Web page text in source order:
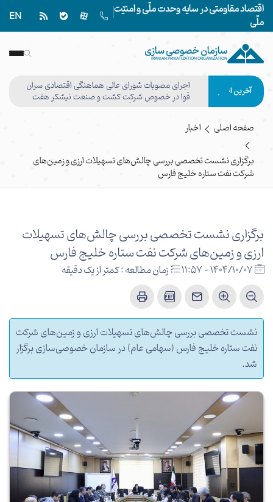
اقتصاد مقاومتی در سایه وحدت ملّی و امنیّت
ملّی
EN
سازمان خصوصی سازی
IRANIAN PRIVATIZATION ORGANIZATION
آخرین اخبار
اجرای مصوبات شورای عالی هماهنگی اقتصادی سران
قوا در خصوص شرکت کشت و صنعت نیشکر هفت
صفحه اصلی اخبار
برگزاری نشست تخصصی بررسی چالش‌های تسهیلات ارزی و زمین‌های
شرکت نفت ستاره خلیج فارس
برگزاری نشست تخصصی بررسی چالش‌های تسهیلات
ارزی و زمین‌های شرکت نفت ستاره خلیج فارس
1404/10/07 - 11:57 زمان مطالعه : کمتر از یک دقیقه
نشست تخصصی بررسی چالش‌های تسهیلات ارزی و زمین‌های شرکت
نفت ستاره خلیج فارس (سهامی عام) در سازمان خصوصی‌سازی برگزار
شد.